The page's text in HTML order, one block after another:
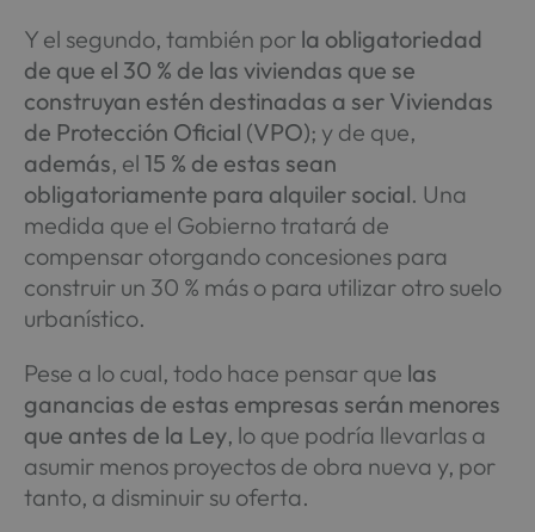
Y el segundo, también por la obligatoriedad
de que el 30 % de las viviendas que se
construyan estén destinadas a ser Viviendas
de Protección Oficial (VPO); y de que,
además, el 15 % de estas sean
obligatoriamente para alquiler social. Una
medida que el Gobierno tratará de
compensar otorgando concesiones para
construir un 30 % más o para utilizar otro suelo
urbanístico.
Pese a lo cual, todo hace pensar que las
ganancias de estas empresas serán menores
que antes de la Ley, lo que podría llevarlas a
asumir menos proyectos de obra nueva y, por
tanto, a disminuir su oferta.